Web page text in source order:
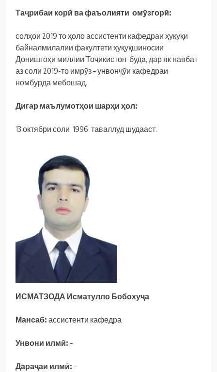
Таҷрибаи корӣ ва фаъолияти омӯзгорӣ:
солҳои 2019 то ҳоло ассистенти кафедраи ҳуқуқи
байналмилалии факултети ҳуқуқшиносии
Донишгоҳи миллии Тоҷикистон буда, дар як навбат
аз соли 2019-то имрӯз – унвонҷӯи кафедраи
номбурда мебошад.
Дигар маълумотҳои шарҳи ҳол:
13 октябри соли 1996 таваллуд шудааст.
ИСМАТЗОДА Исматулло Бобохуҷа
Мансаб: ассистенти кафедра
Унвони илмӣ: –
Дараҷаи илмӣ: –